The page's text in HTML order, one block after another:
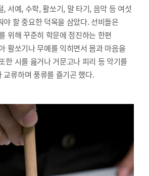
, 서예, 수학, 활쏘기, 말 타기, 음악 등 여섯
야 할 중요한 덕목을 삼았다. 선비들은
위해 꾸준히 학문에 정진하는 한편
활쏘기나 무예를 익히면서 몸과 마음을
한 시를 읊거나 거문고나 피리 등 악기를
교류하며 풍류를 즐기곤 했다.